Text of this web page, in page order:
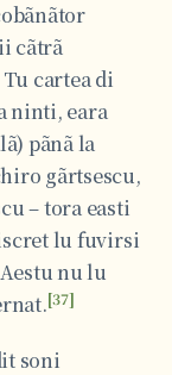
cãtrã
cartea di
ninti, eara
pãnã la
gãrtsescu,
– tora easti
lu fuvirsi
nu lu
[37]
soni